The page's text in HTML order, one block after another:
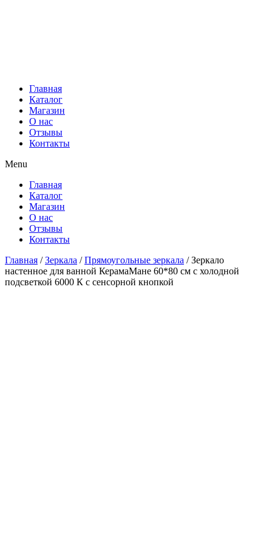
Главная
Каталог
Магазин
О нас
Отзывы
Контакты
Menu
Главная
Каталог
Магазин
О нас
Отзывы
Контакты
Главная /Зеркала /Прямоугольные зеркала / Зеркало
настенное для ванной КерамаМане 60*80 см с холодной
подсветкой 6000 К с сенсорной кнопкой